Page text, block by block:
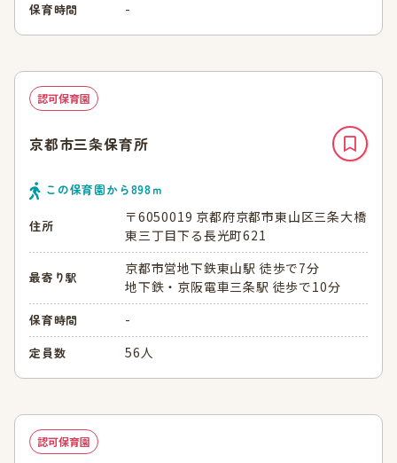
保育時間 -
認可保育園
京都市三条保育所
この保育園から898ｍ
住所
〒6050019 京都府京都市東山区三条大橋
東三丁目下る長光町621
最寄り駅
京都市営地下鉄東山駅 徒歩で7分
地下鉄・京阪電車三条駅 徒歩で10分
保育時間 -
定員数 56人
認可保育園